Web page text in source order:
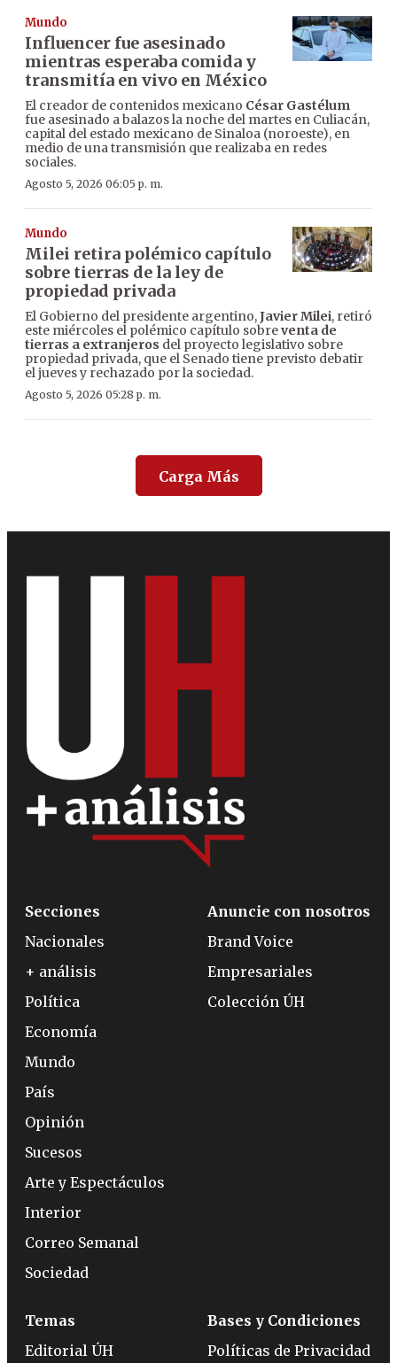
Mundo
Influencer fue asesinado
mientras esperaba comida y
transmitía en vivo en México
El creador de contenidos mexicano César Gastélum
fue asesinado a balazos la noche del martes en Culiacán,
capital del estado mexicano de Sinaloa (noroeste), en
medio de una transmisión que realizaba en redes
sociales.
Agosto 5, 2026 06:05 p. m.
Mundo
Milei retira polémico capítulo
sobre tierras de la ley de
propiedad privada
El Gobierno del presidente argentino,Javier Milei, retiró
este miércoles el polémico capítulo sobreventa de
tierras a extranjeros del proyecto legislativo sobre
propiedad privada, que el Senado tiene previsto debatir
el jueves y rechazado por la sociedad.
Agosto 5, 2026 05:28 p. m.
Carga Más
Secciones
Nacionales
+ análisis
Política
Economía
Mundo
País
Opinión
Sucesos
Arte y Espectáculos
Interior
Correo Semanal
Sociedad
Anuncie con nosotros
Brand Voice
Empresariales
Colección ÚH
Temas
Editorial ÚH
Bases y Condiciones
Políticas de Privacidad